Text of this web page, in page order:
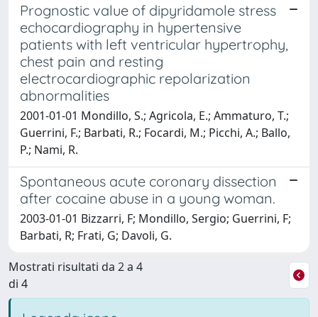
Prognostic value of dipyridamole stress
echocardiography in hypertensive
patients with left ventricular hypertrophy,
chest pain and resting
electrocardiographic repolarization
abnormalities
2001-01-01 Mondillo, S.; Agricola, E.; Ammaturo, T.;
Guerrini, F.; Barbati, R.; Focardi, M.; Picchi, A.; Ballo,
P.; Nami, R.
Spontaneous acute coronary dissection
after cocaine abuse in a young woman.
2003-01-01 Bizzarri, F; Mondillo, Sergio; Guerrini, F;
Barbati, R; Frati, G; Davoli, G.
Mostrati risultati da 2 a 4
di 4